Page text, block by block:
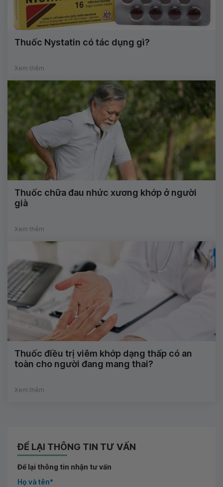
Thuốc Nystatin có tác dụng gì?
Xem thêm
Thuốc chữa đau nhức xương khớp ở người
già
Xem thêm
Thuốc điều trị viêm khớp dạng thấp có an
toàn cho người đang mang thai?
Xem thêm
ĐỂ LẠI THÔNG TIN TƯ VẤN
Để lại thông tin nhận tư vấn
Họ và tên*